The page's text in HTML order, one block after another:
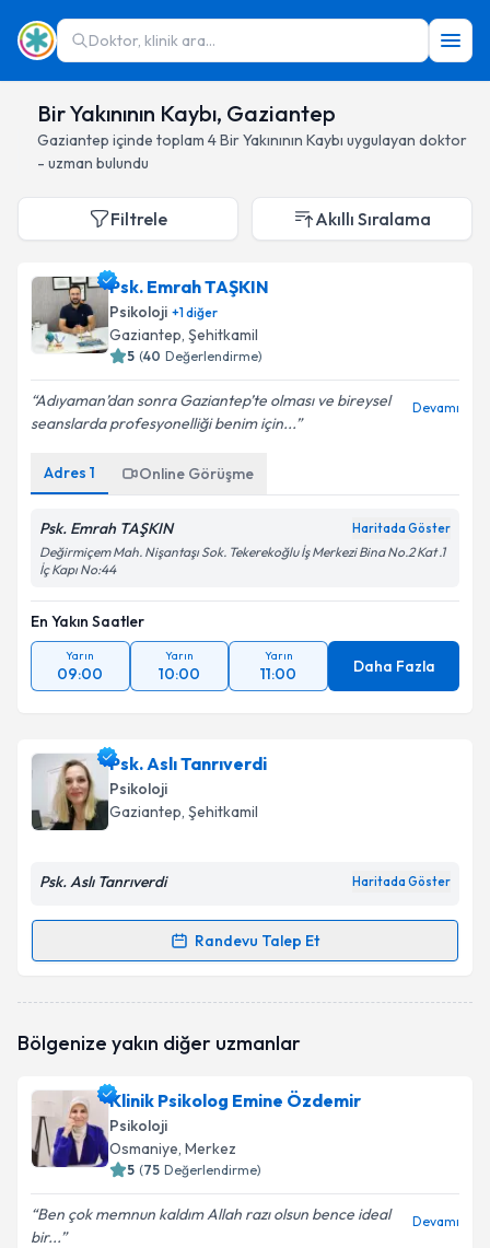
Doktor, klinik ara...
Bir Yakınının Kaybı, Gaziantep
Gaziantep içinde toplam 4Bir Yakınının Kaybı uygulayan doktor
- uzman bulundu
Filtrele Akıllı Sıralama
Psk. Emrah TAŞKIN
Psikoloji +1diğer
Gaziantep, Şehitkamil
5 (40 Değerlendirme)
Adıyaman’dan sonra Gaziantep’te olması ve bireysel
seanslarda profesyonelliği benim için...
Devamı
Adres 1 Online Görüşme
Psk. Emrah TAŞKIN Haritada Göster
Değirmiçem Mah. Nişantaşı Sok. Tekerekoğlu İş Merkezi Bina No.2 Kat .1
İç Kapı No:44
En Yakın Saatler
Yarın
09:00
Yarın
10:00
Yarın
11:00 Daha Fazla
Psk. Aslı Tanrıverdi
Psikoloji
Gaziantep, Şehitkamil
Psk. Aslı Tanrıverdi Haritada Göster
Randevu Talep Et
Randevu Takvimi Talebi
oluşturun. Size bu uzmandan randevu almanız için bir
E-posta Adresiniz
Kişisel verilerimin işlenmesine ilişkinAydınlatma
Bölgenize yakın diğer uzmanlar
Klinik Psikolog Emine Özdemir
Psikoloji
Osmaniye, Merkez
5 (75 Değerlendirme)
Ben çok memnun kaldım Allah razı olsun bence ideal
bir...
Devamı